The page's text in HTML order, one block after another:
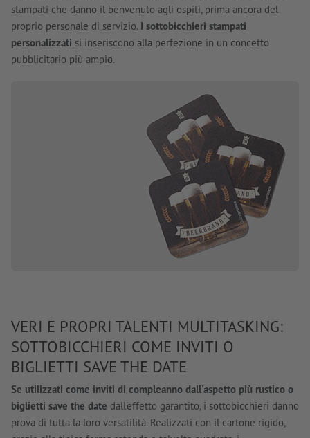
stampati che danno il benvenuto agli ospiti, prima ancora del
proprio personale di servizio. I sottobicchieri stampati
personalizzati si inseriscono alla perfezione in un concetto
pubblicitario più ampio.
VERI E PROPRI TALENTI MULTITASKING:
SOTTOBICCHIERI COME INVITI O
BIGLIETTI SAVE THE DATE
Se utilizzati come inviti di compleanno dall'aspetto più rustico o
biglietti save the date dall'effetto garantito, i sottobicchieri danno
prova di tutta la loro versatilità. Realizzati con il cartone rigido,